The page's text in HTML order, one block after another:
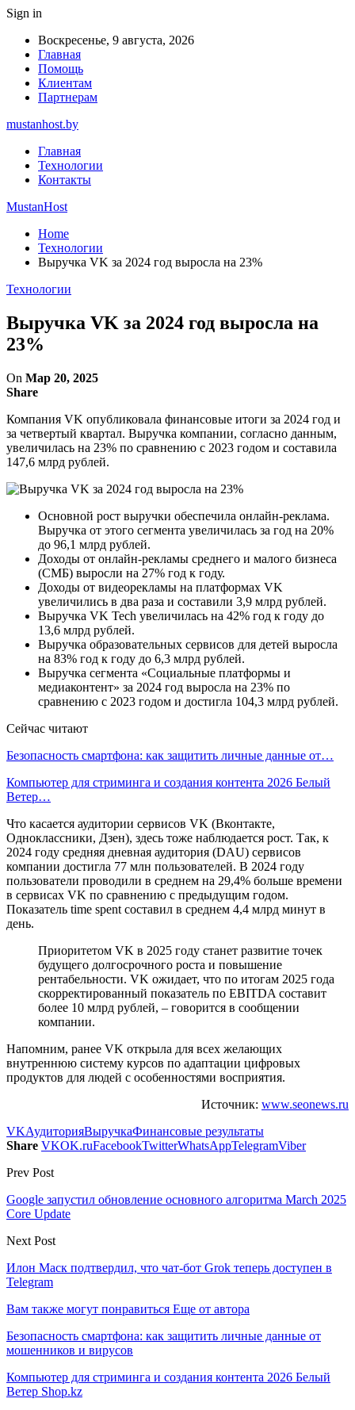
Sign in
Воскресенье, 9 августа, 2026
Главная
Помощь
Клиентам
Партнерам
mustanhost.by
Главная
Технологии
Контакты
MustanHost
Home
Технологии
Выручка VK за 2024 год выросла на 23%
Технологии
Выручка VK за 2024 год выросла на
23%
On Мар 20, 2025
Share
Компания VK опубликовала финансовые итоги за 2024 год и
за четвертый квартал. Выручка компании, согласно данным,
увеличилась на 23% по сравнению с 2023 годом и составила
147,6 млрд рублей.
Основной рост выручки обеспечила онлайн-реклама.
Выручка от этого сегмента увеличилась за год на 20%
до 96,1 млрд рублей.
Доходы от онлайн-рекламы среднего и малого бизнеса
(СМБ) выросли на 27% год к году.
Доходы от видеорекламы на платформах VK
увеличились в два раза и составили 3,9 млрд рублей.
Выручка VK Tech увеличилась на 42% год к году до
13,6 млрд рублей.
Выручка образовательных сервисов для детей выросла
на 83% год к году до 6,3 млрд рублей.
Выручка сегмента «Социальные платформы и
медиаконтент» за 2024 год выросла на 23% по
сравнению с 2023 годом и достигла 104,3 млрд рублей.
Сейчас читают
Безопасность смартфона: как защитить личные данные от…
Компьютер для стриминга и создания контента 2026 Белый
Ветер…
Что касается аудитории сервисов VK (Вконтакте,
Одноклассники, Дзен), здесь тоже наблюдается рост. Так, к
2024 году средняя дневная аудитория (DAU) сервисов
компании достигла 77 млн пользователей. В 2024 году
пользователи проводили в среднем на 29,4% больше времени
в сервисах VK по сравнению с предыдущим годом.
Показатель time spent составил в среднем 4,4 млрд минут в
день.
Приоритетом VK в 2025 году станет развитие точек
будущего долгосрочного роста и повышение
рентабельности. VK ожидает, что по итогам 2025 года
скорректированный показатель по EBITDA cоставит
более 10 млрд рублей, – говорится в сообщении
компании.
Напомним, ранее VK открыла для всех желающих
внутреннюю систему курсов по адаптации цифровых
продуктов для людей с особенностями восприятия.
Источник: www.seonews.ru
VKАудиторияВыручкаФинансовые результаты
Share VKOK.ruFacebookTwitterWhatsAppTelegramViber
Prev Post
Google запустил обновление основного алгоритма March 2025
Core Update
Next Post
Илон Маск подтвердил, что чат-бот Grok теперь доступен в
Telegram
Вам также могут понравиться Еще от автора
Безопасность смартфона: как защитить личные данные от
мошенников и вирусов
Компьютер для стриминга и создания контента 2026 Белый
Ветер Shop.kz